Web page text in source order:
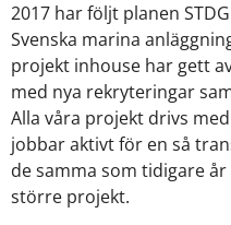
2017 har följt planen
Svenska marina
projekt inhouse har gett
med nya rekryteringar
Alla våra projekt drivs
jobbar aktivt för en så
de samma som tidigare
större projekt.